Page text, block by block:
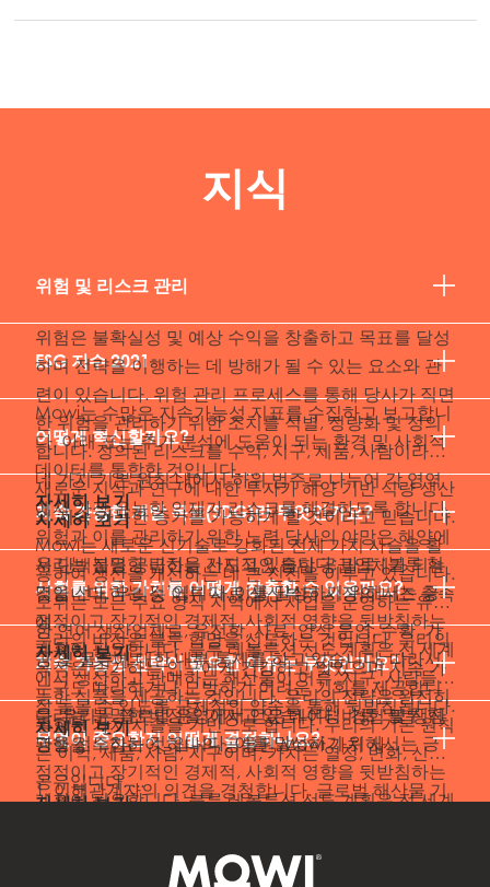
지식
위험 및 리스크 관리
위험은 불확실성 및 예상 수익을 창출하고 목표를 달성
하며 전략을 이행하는 데 방해가 될 수 있는 요소와 관
련이 있습니다. 위험 관리 프로세스를 통해 당사가 직면
한 위험을 관리하기 위한 조치를 식별, 정량화 및 정의
합니다. 정의된 리스크를 수익, 지구, 제품, 사람이라는
네 가지 기본 원칙 내에서 하위 범주로 나누어 각 영역
에서 가장 유능한 인재가 리스크를 해결하도록 합니다.
위험과 이를 관리하기 위한 노력 당사의 야망은 해양에
서 단백질을 공급하는 선도적인 통합 공급업체가 되는
것입니다. 우리는 어류 사료 생산부터 시장의 니즈 충족
에...
자세히 보기
ESG 지수 2021
Mowi는 수많은 지속가능성 지표를 수집하고 보고합니
다. 아래 표는 추가 분석에 도움이 되는 환경 및 사회적
데이터를 통합한 것입니다. ...
자세히 보기
어떻게 혁신할까요?
새로운 지식과 연구에 대한 투자가 해양 기반 식량 생산
의 지속 가능한 증가를 가능하게 할 것이라고 믿습니다.
Mowi는 새로운 신기술로 강화된 전체 가치 사슬을 활
용하여 생산을 개선하는 데 큰 진전을 이루고 있습니다.
모위는 모든 주요 양식 지역에서 사업을 운영하는 유일
한 연어 생산업체로, 유전학, 사료, 양식 운영, 수확, 가
공 및 물류에 대한 내부 통제를 하고 있습니다. 따라서
누구도 따라하거나 모방하기 어려운 기회를 제공합니
다. 우리는 글로벌 운영에서 얻은 데이터, 경험 및 생산
관행을 수집하여 하나의 공통된 Mowi 가치 사...
자세히 보기
지속 가능한 개발 목표(SDG)란 무엇인가요?
우리는 분명한 비전을 가지고 있습니다: 바로 ‘블루 혁
명을 선도하는 것’입니다. 이를 달성하기 위해서는 긍
정적이고 장기적인 경제적, 사회적 영향을 뒷받침하는
계획이 필요합니다. 블루 레볼루션 선도 계획은 전 세계
에서 생산하고 판매하는 해산물이 어류, 지구, 사람들을
잘 돌볼 수 있도록 구체적인 약속을 통해 뒷받침됩니다.
...
자세히 보기
사회를 위한 가치를 어떻게 창출할 수 있을까요?
우리의 비전은 블루 혁명을 선도하는 것입니다. 우리의
목적은 증가하는 인구에게 건강하고 맛있으며 지속 가
능한 식품을 제공하는 것입니다. 우리의 전략은 완전히
통합된 가치 사슬을 기반으로 합니다. 우리의 기본 원칙
은 이익, 제품, 사람, 지구이며, 가치는 열정, 변화, 신뢰,
공유입니다. ...
자세히 보기
지속 가능성 전략이 필요한 이유는 무엇인가요?
우리는 분명한 비전을 가지고 있습니다: 바로 ‘블루 혁
명을 선도하는 것’입니다. 이를 달성하기 위해서는 긍
정적이고 장기적인 경제적, 사회적 영향을 뒷받침하는
계획이 필요합니다. 블루 레볼루션 선도 계획은 전 세계
잘 돌볼 수 있도록 구체적인 약속을 통해 뒷받침됩니다.
무엇이 중요한지 어떻게 결정하나요?
1. 이해관계자의 의견을 경청합니다. 글로벌 해산물 기
니스의 성공에도 영향을 미칩니다. 따라서 주요 이해관